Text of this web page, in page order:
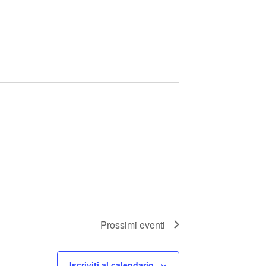
Prossimi eventi